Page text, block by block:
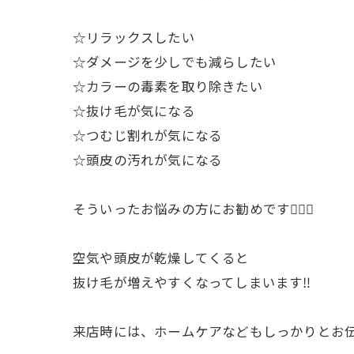
☆リラックスしたい
☆ダメージを少しでも減らしたい
☆カラーの毒素を取り除きたい
☆抜け毛が気になる
☆つむじ割れが気になる
☆頭皮の汚れが気になる
そういったお悩みの方にお勧めです💁🏻‍♀️
空気や頭皮が乾燥してくると
抜け毛が増えやすくなってしまいます‼️
来店時には、ホームケアなどもしっかりとお